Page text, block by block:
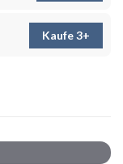
Kaufe 3+